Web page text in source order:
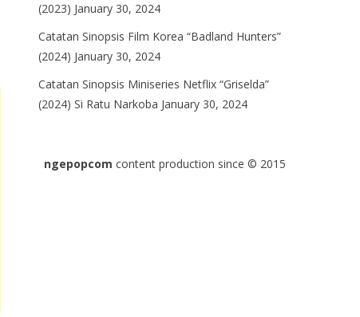
(2023) January 30, 2024
Catatan Sinopsis Film Korea “Badland Hunters”
(2024) January 30, 2024
Catatan Sinopsis Miniseries Netflix “Griselda”
(2024) Si Ratu Narkoba January 30, 2024
ngepopcom content production since © 2015